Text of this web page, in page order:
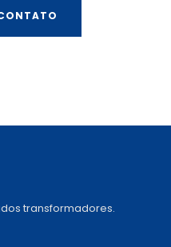
transformadores.